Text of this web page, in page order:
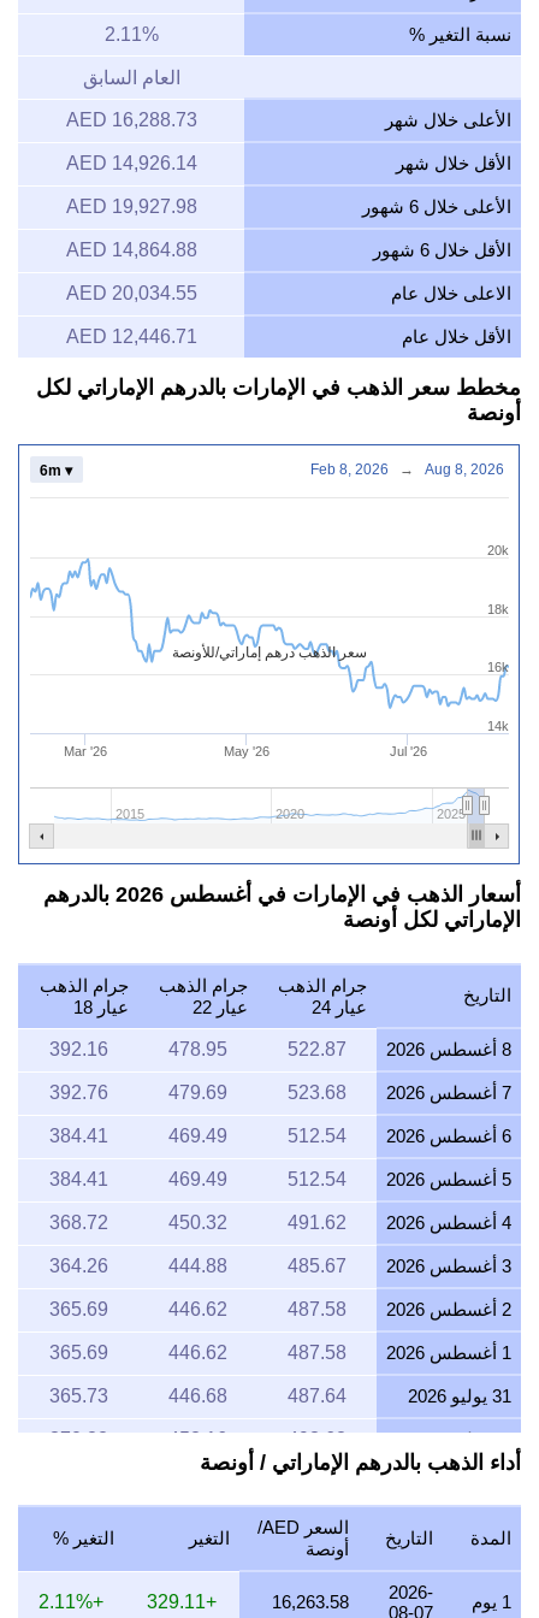
نسبة التغير % 2.11%
العام السابق
الأعلى خلال شهر 16,288.73 AED
الأقل خلال شهر 14,926.14 AED
الأعلى خلال 6 شهور 19,927.98 AED
الأقل خلال 6 شهور 14,864.88 AED
الاعلى خلال عام 20,034.55 AED
الأقل خلال عام 12,446.71 AED
مخطط سعر الذهب في الإمارات بالدرهم الإماراتي لكل
أونصة
سعر الذهب درهم إماراتي/للأونصة
Mar '26 May '26 Jul '26
2015 2020 2025
14k
16k
18k
20k
6m ▾ Feb 8, 2026 → Aug 8, 2026
أسعار الذهب في الإمارات في أغسطس 2026 بالدرهم
الإماراتي لكل أونصة
التاريخ
جرام الذهب
عيار 24
جرام الذهب
عيار 22
جرام الذهب
عيار 18
8 أغسطس 2026 522.87
478.95
392.16
7 أغسطس 2026 523.68
479.69
392.76
6 أغسطس 2026 512.54
469.49
384.41
5 أغسطس 2026 512.54
469.49
384.41
4 أغسطس 2026 491.62
450.32
368.72
3 أغسطس 2026 485.67
444.88
364.26
2 أغسطس 2026 487.58
446.62
365.69
1 أغسطس 2026 487.58
446.62
365.69
31 يوليو 2026 487.64
446.68
365.73
30 يوليو 2026 493.62
452.16
370.22
487.64
28 يوليو 2026 485.61
444.82
364.21
27 يوليو 2026 491.62
450.32
368.72
26 يوليو 2026 487.58
446.62
365.69
أداء الذهب بالدرهم الإماراتي / أونصة
المدة التاريخ
السعر AED/
أونصة
التغير التغير %
1 يوم
2026-
08-07
16,263.58
+329.11
+2.11%